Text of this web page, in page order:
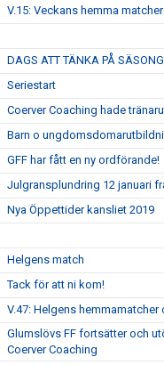
V.15: Veckans hemma
DAGS ATT TÄNKA PÅ
Seriestart
Coerver Coaching hade
Barn o
GFF har fått en ny ordförande!
Julgransplundring 12 januari
Nya Öppettider kansliet 2019
Helgens match
Tack för att ni kom!
V.47: Helgens hemmamatcher
Glumslövs FF fortsätter och
Coerver Coaching